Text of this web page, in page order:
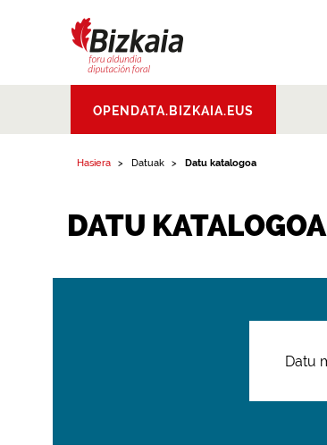
Aldundia.Diputacion
Foral de Bizkaia
OPENDATA.BIZKAIA.EUS
Hasiera Datuak Datu katalogoa
DATU KATALOGOA